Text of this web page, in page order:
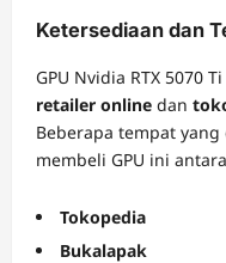
Ketersediaan dan
GPU Nvidia RTX 5070
retailer online dan
Beberapa tempat
membeli GPU ini
Tokopedia
Bukalapak